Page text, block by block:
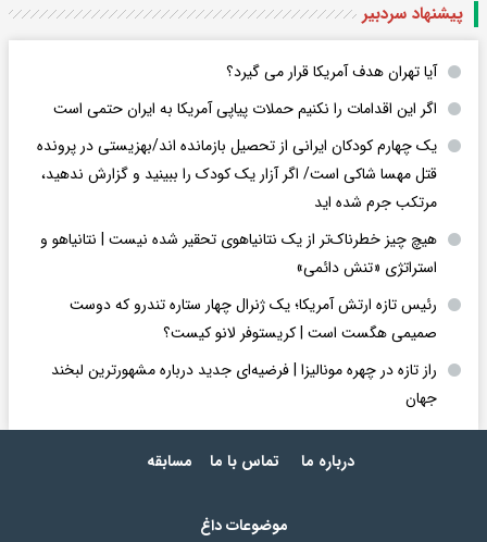
پیشنهاد سردبیر
آیا تهران هدف آمریکا قرار می گیرد؟
اگر این اقدامات را نکنیم حملات پیاپی آمریکا به ایران حتمی است
یک چهارم کودکان ایرانی از تحصیل بازمانده اند/بهزیستی در پرونده
قتل مهسا شاکی است/ اگر آزار یک کودک را ببینید و گزارش ندهید،
مرتکب جرم شده اید
هیچ چیز خطرناک‌تر از یک نتانیاهوی تحقیر شده نیست | نتانیاهو و
استراتژی «تنش دائمی»
رئیس تازه ارتش آمریکا؛ یک ژنرال چهار ستاره تندرو که دوست
صمیمی هگست است | کریستوفر لانو کیست؟
راز تازه در چهره مونالیزا | فرضیه‌ای جدید درباره مشهورترین لبخند
جهان
درباره ما تماس با ما مسابقه
موضوعات داغ